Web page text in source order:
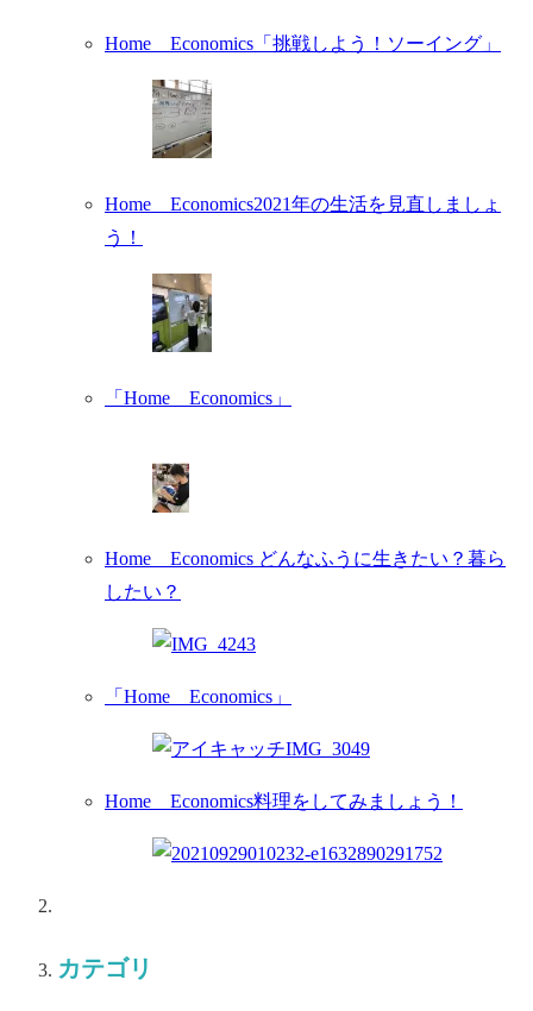
Home Economics「挑戦しよう！ソーイング」
Home Economics2021年の生活を見直しましょ
う！
「Home Economics」
Home Economics どんなふうに生きたい？暮ら
したい？
「Home Economics」
Home Economics料理をしてみましょう！
カテゴリ